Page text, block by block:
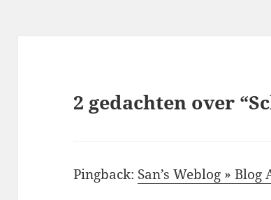
2 gedachten over
Pingback: San’s Weblog »